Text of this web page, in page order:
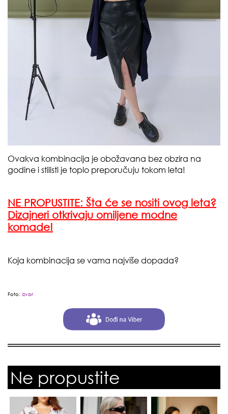
Ovakva kombinacija je obožavana bez obzira na
godine i stilisti je toplo preporučuju tokom leta!
NE PROPUSTITE: Šta će se nositi ovog leta?
Dizajneri otkrivaju omiljene modne
komade!
Koja kombinacija se vama najviše dopada?
Foto: izvor
Ne propustite